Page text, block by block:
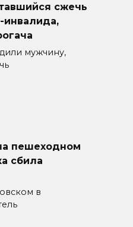
сжечь
инвалида,
мужчину,
пешеходном
сбила
в